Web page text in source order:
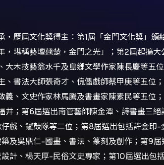
，歷屆文化獎得主：第1屆「金門文化獎」
，堪稱藝壇翹楚，金門之光」；第2屆起擴
大木技藝翁水千及島鄉文學作家陳長慶等五
、書法大師張奇才、傀儡戲師蔡甲庚等五位
義、文史作家林馬騰及書畫家陳素民等五位
井；第6屆選出南管藝師陳金潭、詩書畫三
戲、鑼鼓隊等二位；第8屆選出包括許金印
及吳鼎仁-國畫、書法、篆刻及創作；第9
計、楊天厚-民俗文史專家；第10屆選出包